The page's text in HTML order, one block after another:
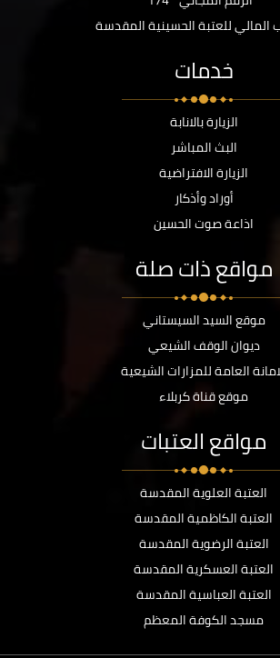
المالي للعتبة الحسينية المقدسة
خدمات
الزيارة بالانابة
البث المباشر
الزيارة الافتراضية
أوراد وأذكار
اذاعة صوت الحسين
مواقع ذات صلة
موقع السيد السيستاني
ديوان الوقف الشيعي
العامة للمزارات الشيعية
موقع قناة كربلاء
مواقع العتبات
العتبة العلوية المقدسة
العتبة الكاظمية المقدسة
العتبة الرضوية المقدسة
العتبة العسكرية المقدسة
العتبة العباسية المقدسة
مسجد الكوفة المعظم